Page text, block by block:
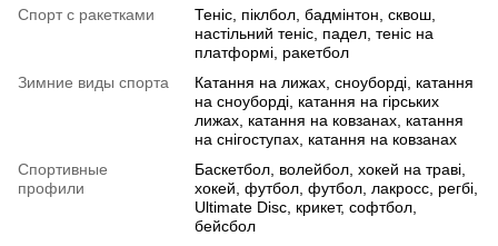
Спорт с ракетками
Теніс, піклбол, бадмінтон, сквош,
настільний теніс, падел, теніс на
платформі, ракетбол
Зимние виды спорта
Катання на лижах, сноуборді, катання
на сноуборді, катання на гірських
лижах, катання на ковзанах, катання
на снігоступах, катання на ковзанах
Спортивные
профили
Баскетбол, волейбол, хокей на траві,
хокей, футбол, футбол, лакросс, регбі,
Ultimate Disc, крикет, софтбол,
бейсбол